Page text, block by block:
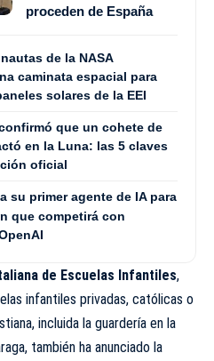
proceden de España
de la NASA
caminata espacial para
solares de la EEI
que un cohete de
en la Luna: las 5 claves
oficial
su primer agente de IA para
que competirá con
de Escuelas Infantiles,
infantiles privadas, católicas o
incluida la guardería en la
también ha anunciado la